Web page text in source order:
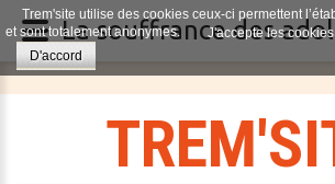
TREM'SI
Trem'site utilise des cookies ceux-ci permettent
et sont totalement anonymes.
J'accepte les
D'accord